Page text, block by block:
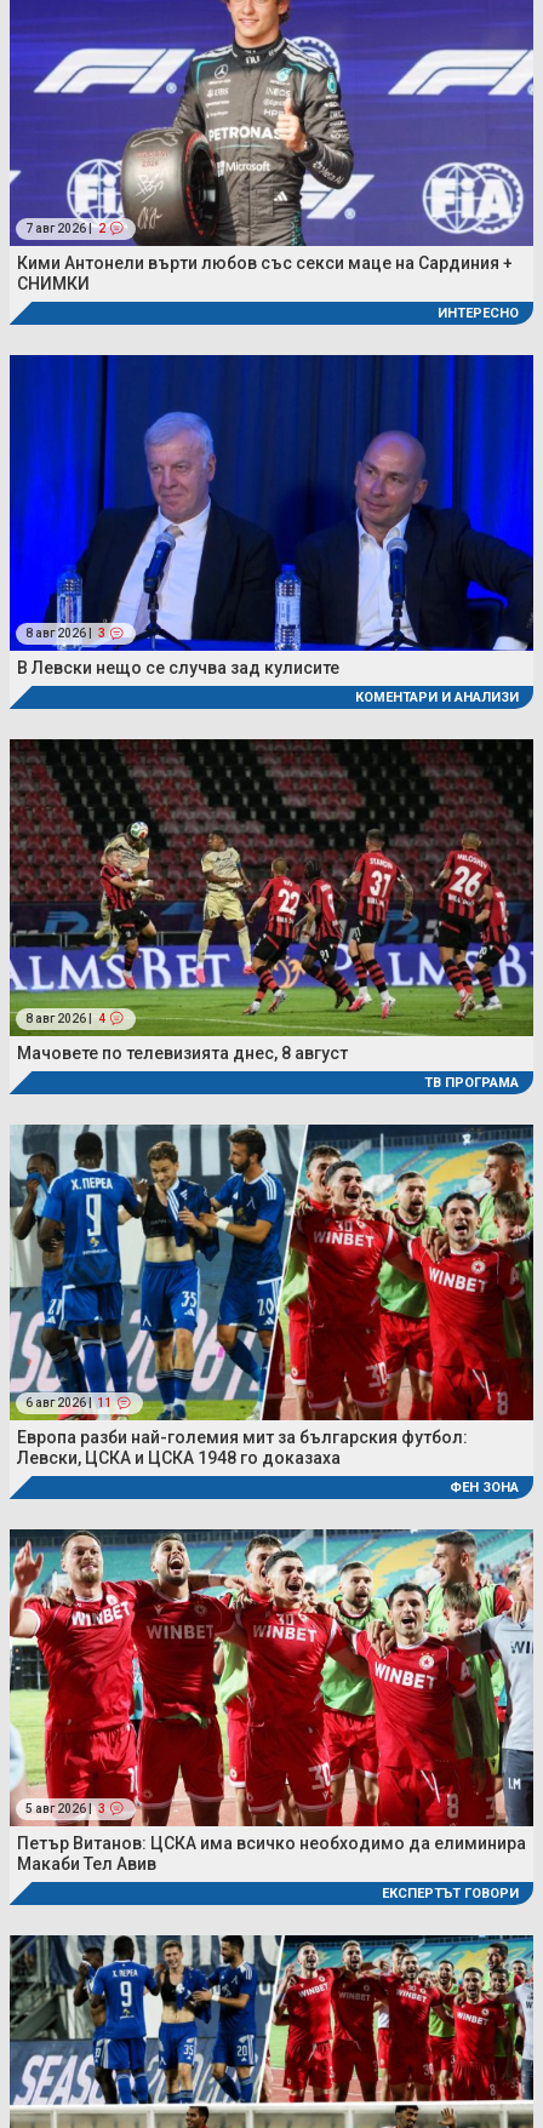
7 авг 2026 | 2
Кими Антонели върти любов със секси маце на Сардиния +
СНИМКИ
ИНТЕРЕСНО
8 авг 2026 | 3
В Левски нещо се случва зад кулисите
КОМЕНТАРИ И АНАЛИЗИ
8 авг 2026 | 4
Мачовете по телевизията днес, 8 август
ТВ ПРОГРАМА
6 авг 2026 | 11
Европа разби най-големия мит за българския футбол:
Левски, ЦСКА и ЦСКА 1948 го доказаха
ФЕН ЗОНА
5 авг 2026 | 3
Петър Витанов: ЦСКА има всичко необходимо да елиминира
Макаби Тел Авив
ЕКСПЕРТЪТ ГОВОРИ